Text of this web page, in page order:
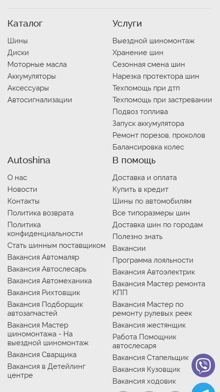
Каталог
Шины
Диски
Моторные масла
Аккумуляторы
Аксессуары
Автосигнализации
Услуги
Выездной шиномонтаж
Хранение шин
Сезонная смена шин
Нарезка протектора шин
Техпомощь при дтп
Техпомощь при застревании
Подвоз топлива
Запуск аккумулятора
Ремонт порезов, проколов
Балансировка колес
Autoshina
О нас
Новости
Контакты
Политика возврата
Политика
конфиденциальности
Стать шинным поставщиком
Вакансия Автомаляр
Вакансия Автослесарь
Вакансия Автомеханика
Вакансия Рихтовщик
Вакансия Подборщик
автозапчастей
Вакансия Мастер
шиномонтажа - На
выездной шиномонтаж
Вакансия Сварщика
Вакансия в Детейлинг
центре
В помощь
Доставка и оплата
Купить в кредит
Шины по автомобилям
Все типоразмеры шин
Доставка шин по городам
Полезно знать
Вакансии
Программа лояльности
Вакансия Автоэлектрик
Вакансия Мастер ремонта
КПП
Вакансия Мастер по
ремонту рулевых реек
Вакансия жестянщик
Работа Помощник
автослесаря
Вакансия Стапельщик
Вакансия Кузовщик
Вакансия ходовик